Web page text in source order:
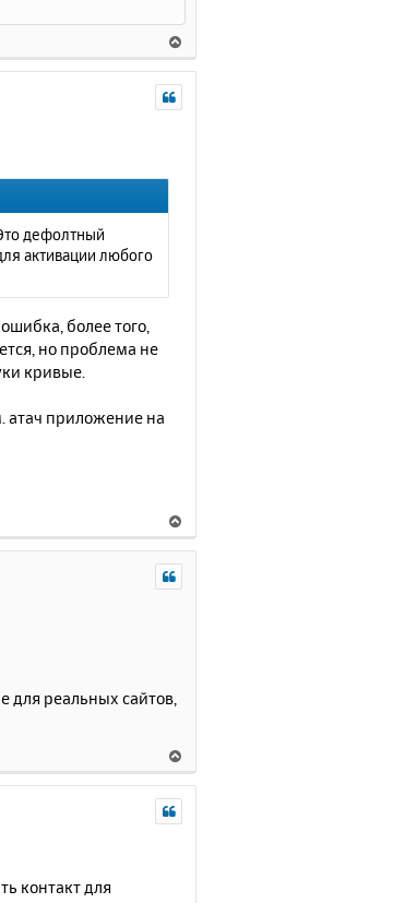
е
дефолтный
активации любого
более того,
но проблема не
кривые.
атач приложение на
е
а
для реальных сайтов,
е
контакт для